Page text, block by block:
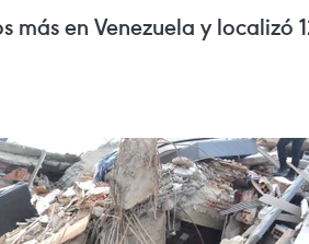
en Venezuela y localizó